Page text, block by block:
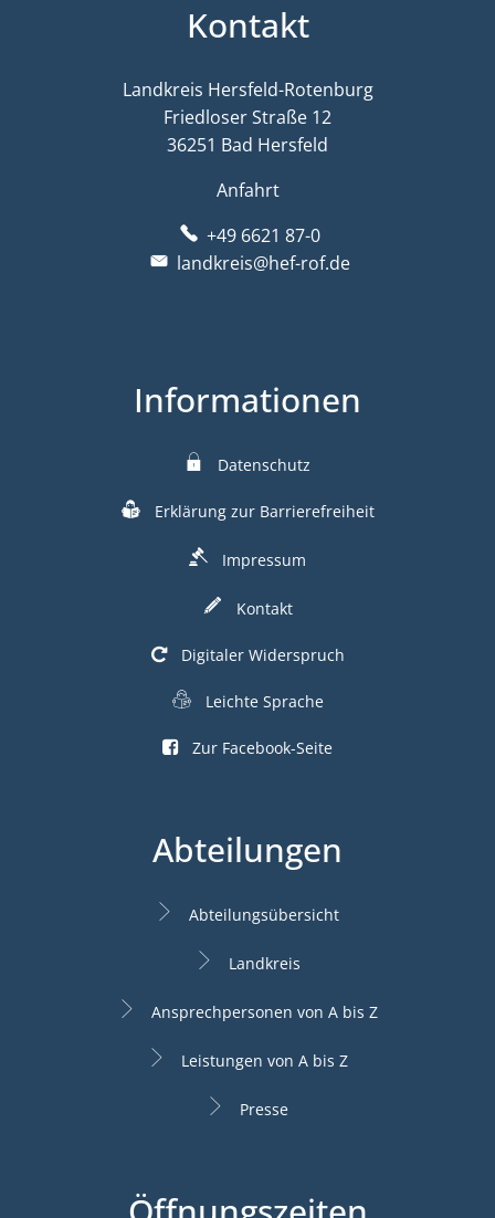
Kontakt
Landkreis Hersfeld-Rotenburg
Friedloser Straße 12
36251 Bad Hersfeld
Anfahrt
+49 6621 87-0
landkreis@hef-rof.de
Informationen
Datenschutz
Erklärung zur Barrierefreiheit
Impressum
Kontakt
Digitaler Widerspruch
Leichte Sprache
Zur Facebook-Seite
Abteilungen
Abteilungsübersicht
Landkreis
Ansprechpersonen von A bis Z
Leistungen von A bis Z
Presse